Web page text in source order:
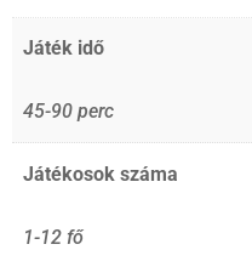
mennyiség
Játék idő
45-90 perc
Játékosok száma
1-12 fő